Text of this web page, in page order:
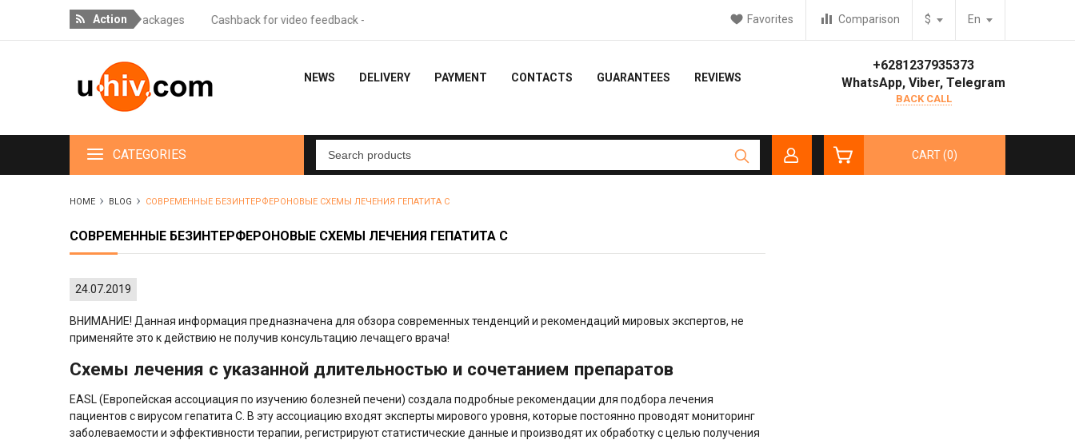
Action
for orders over 18 packages Cashback for video feedback - 10% of the order En
$
Comparison
Favorites
+6281237935373
WhatsApp, Viber, Telegram
BACK CALL
NEWS DELIVERY PAYMENT CONTACTS GUARANTEES REVIEWS
CART (0)
CATEGORIES
HOME BLOG СОВРЕМЕННЫЕ БЕЗИНТЕРФЕРОНОВЫЕ СХЕМЫ ЛЕЧЕНИЯ ГЕПАТИТА С
СОВРЕМЕННЫЕ БЕЗИНТЕРФЕРОНОВЫЕ СХЕМЫ ЛЕЧЕНИЯ ГЕПАТИТА С
24.07.2019
ВНИМАНИЕ! Данная информация предназначена для обзора современных тенденций и рекомендаций мировых экспертов, не
применяйте это к действию не получив консультацию лечащего врача!
Схемы лечения с указанной длительностью и сочетанием препаратов
EASL (Европейская ассоциация по изучению болезней печени) создала подробные рекомендации для подбора лечения
пациентов с вирусом гепатита С. В эту ассоциацию входят эксперты мирового уровня, которые постоянно проводят мониторинг
заболеваемости и эффективности терапии, регистрируют статистические данные и производят их обработку с целью получения